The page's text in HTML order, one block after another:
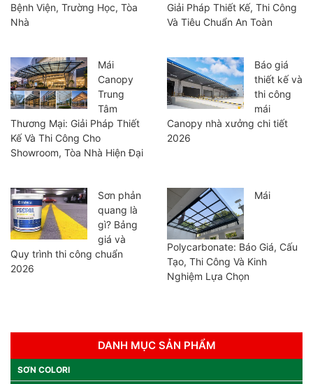
Bệnh Viện, Trường Học, Tòa
Nhà
Giải Pháp Thiết Kế, Thi Công
Và Tiêu Chuẩn An Toàn
Mái
Canopy
Trung
Tâm
Thương Mại: Giải Pháp Thiết
Kế Và Thi Công Cho
Showroom, Tòa Nhà Hiện Đại
Báo giá
thiết kế và
thi công
mái
Canopy nhà xưởng chi tiết
2026
Sơn phản
quang là
gì? Bảng
giá và
Quy trình thi công chuẩn
2026
Mái
Polycarbonate: Báo Giá, Cấu
Tạo, Thi Công Và Kinh
Nghiệm Lựa Chọn
DANH MỤC SẢN PHẨM
SƠN COLORI